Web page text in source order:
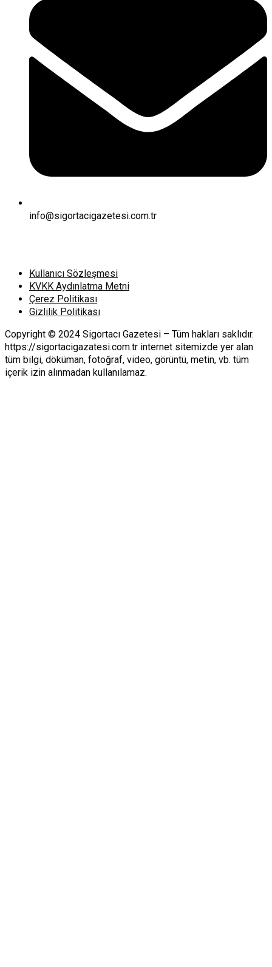
info@sigortacigazetesi.com.tr
Kullanıcı Sözleşmesi
KVKK Aydınlatma Metni
Çerez Politikası
Gizlilik Politikası
Copyright © 2024 Sigortacı Gazetesi – Tüm hakları saklıdır.
https://sigortacigazatesi.com.tr internet sitemizde yer alan
tüm bilgi, döküman, fotoğraf, video, görüntü, metin, vb. tüm
içerik izin alınmadan kullanılamaz.